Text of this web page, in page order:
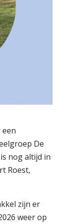
een
De
nog altijd in
Roest,
zijn er
weer op